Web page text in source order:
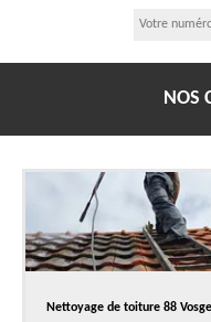
NOS
Nettoyage de toiture 88